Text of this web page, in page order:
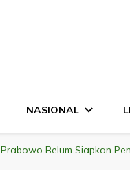
NASIONAL
Prabowo Belum Siapkan